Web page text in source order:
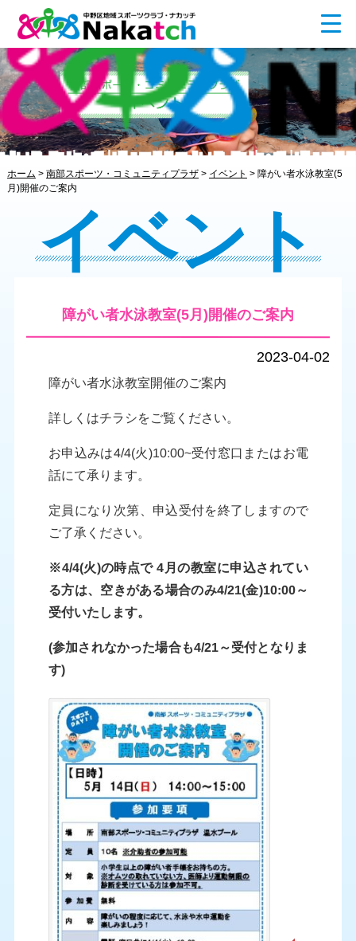
ホーム > 南部スポーツ・コミュニティプラザ> イベント > 障がい者水泳教室(5
月)開催のご案内
イベント
障がい者水泳教室(5月)開催のご案内
2023-04-02
障がい者水泳教室開催のご案内
詳しくはチラシをご覧ください。
お申込みは4/4(火)10:00~受付窓口またはお電
話にて承ります。
定員になり次第、申込受付を終了しますので
ご了承ください。
※4/4(火)の時点で 4月の教室に申込されてい
る方は、空きがある場合のみ4/21(金)10:00～
受付いたします。
(参加されなかった場合も4/21～受付となりま
す)